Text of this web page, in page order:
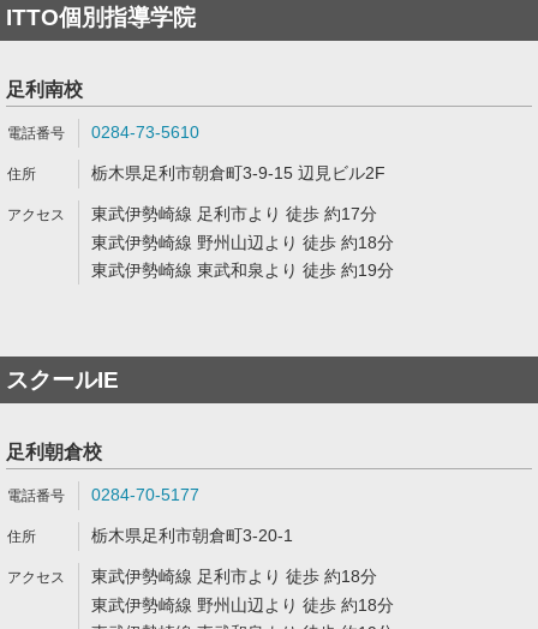
ITTO個別指導学院
足利南校
0284-73-5610
栃木県足利市朝倉町3-9-15 辺見ビル2F
東武伊勢崎線 足利市より 徒歩 約17分
東武伊勢崎線 野州山辺より 徒歩 約18分
東武伊勢崎線 東武和泉より 徒歩 約19分
スクールIE
足利朝倉校
0284-70-5177
栃木県足利市朝倉町3-20-1
東武伊勢崎線 足利市より 徒歩 約18分
東武伊勢崎線 野州山辺より 徒歩 約18分